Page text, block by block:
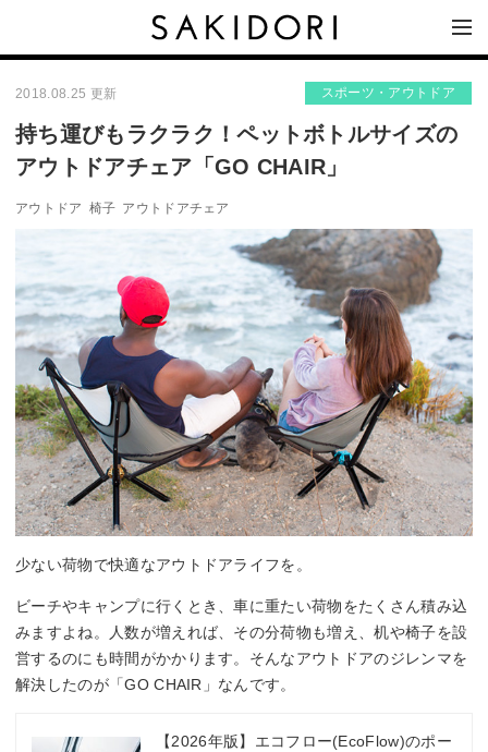
2018.08.25 更新 スポーツ・アウトドア
持ち運びもラクラク！ペットボトルサイズの
アウトドアチェア「GO CHAIR」
アウトドア 椅子 アウトドアチェア
少ない荷物で快適なアウトドアライフを。
ビーチやキャンプに行くとき、車に重たい荷物をたくさん積み込
みますよね。人数が増えれば、その分荷物も増え、机や椅子を設
営するのにも時間がかかります。そんなアウトドアのジレンマを
解決したのが「GO CHAIR」なんです。
【2026年版】エコフロー(EcoFlow)のポー